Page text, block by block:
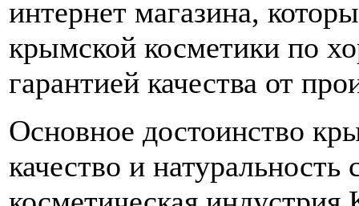
интернет магазина,
крымской косметики по
гарантией качества от
Основное достоинство
качество и